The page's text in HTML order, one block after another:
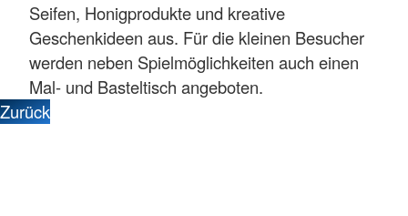
Seifen, Honigprodukte und kreative
Geschenkideen aus. Für die kleinen Besucher
werden neben Spielmöglichkeiten auch einen
Mal- und Basteltisch angeboten.
Zurück